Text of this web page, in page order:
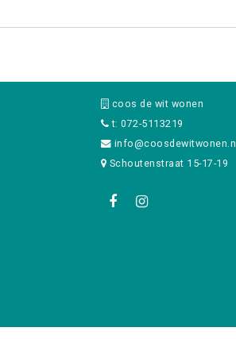
coos de wit wonen
t: 072-5113219
info@coosdewitwonen.nl
Schoutenstraat 15-17-19